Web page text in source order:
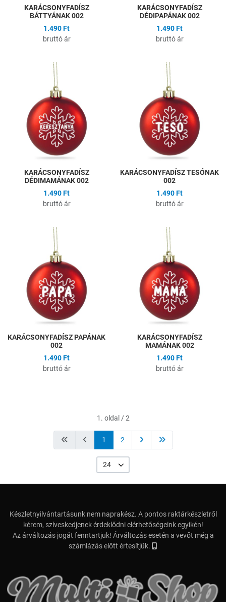
KARÁCSONYFADÍSZ
BÁTTYÁNAK 002
1.490 Ft
bruttó ár
KARÁCSONYFADÍSZ
DÉDIPAPÁNAK 002
1.490 Ft
bruttó ár
Hozzáadás a kívánságlistához
Gyors nézet
KARÁCSONYFADÍSZ
DÉDIMAMÁNAK 002
1.490 Ft
bruttó ár
KARÁCSONYFADÍSZ TESÓNAK
002
1.490 Ft
bruttó ár
Hozzáadás a kívánságlistához
Gyors nézet
KARÁCSONYFADÍSZ PAPÁNAK
002
1.490 Ft
bruttó ár
KARÁCSONYFADÍSZ
MAMÁNAK 002
1.490 Ft
bruttó ár
1. oldal / 2
1 2
24
Készletnyilvántartásunk nem naprakész. A pontos raktárkészletről
kérem, szíveskedjenek érdeklődni elérhetőségeink egyikén!
Az árváltozás jogát fenntartjuk! Árváltozás esetén a vevőt még a
számlázás előtt értesítjük.